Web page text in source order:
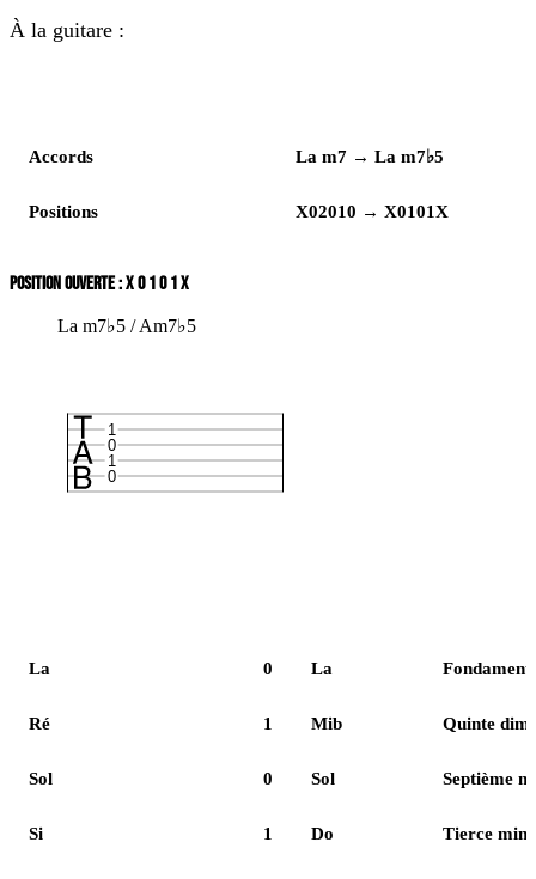
À la guitare :
Accords La m7 → La m7♭5
Positions X02010 → X0101X
POSITION OUVERTE : X 0 1 0 1 X
La m7♭5 / Am7♭5
0
1
0
1
La 0 La
Ré 1 Mib Quinte
Sol 0 Sol Septième
Si 1 Do Tierce